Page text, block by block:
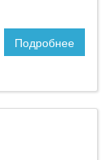
Подробнее